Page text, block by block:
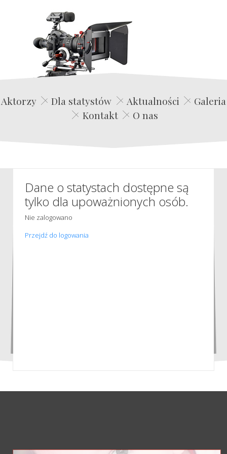
Edwin Film Agencja Aktorska
Aktorzy Dla statystów Aktualności
Galeria
Kontakt
O nas
Dane o statystach dostępne są
tylko dla upoważnionych osób.
Nie zalogowano
Przejdź do logowania